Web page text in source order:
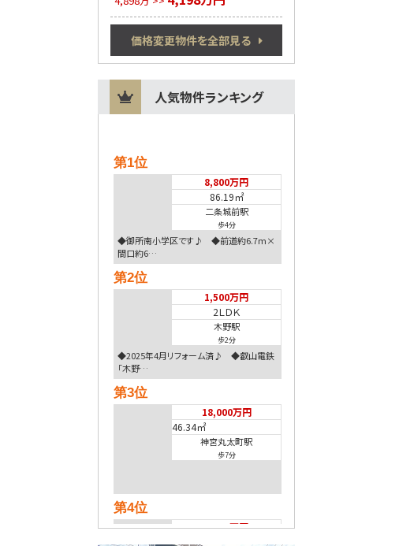
価格変更物件を全部見る
人気物件ランキング
第1位
8,800万円
86.19㎡
二条城前駅
歩4分
◆御所南小学区です♪ ◆前道約6.7m×
間口約6…
第2位
1,500万円
2ＬＤＫ
木野駅
歩2分
◆2025年4月リフォーム済♪ ◆叡山電鉄
「木野…
第3位
18,000万円
46.34㎡
神宮丸太町駅
歩7分
第4位
2,799万円